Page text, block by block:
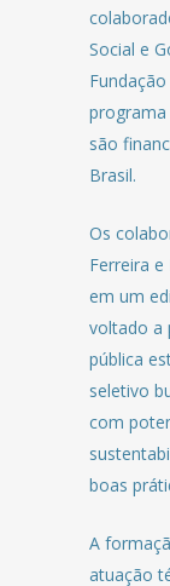
Social e
programa
são
Brasil.
Os
Ferreira
em um
voltado a
pública
seletivo
com
boas
A
atuação